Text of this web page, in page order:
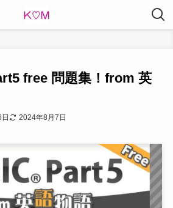
free 問題集！from 英
2024年8月7日